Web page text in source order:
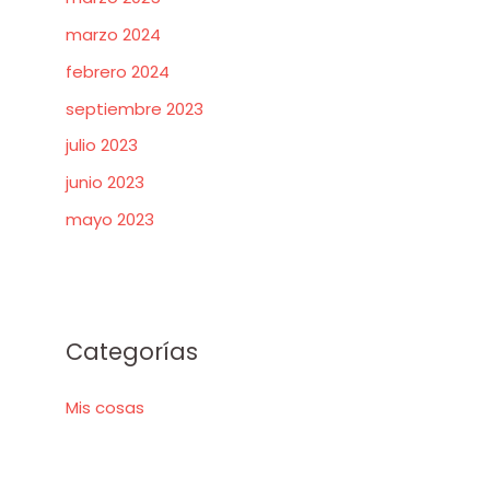
marzo 2024
febrero 2024
septiembre 2023
julio 2023
junio 2023
mayo 2023
Categorías
Mis cosas